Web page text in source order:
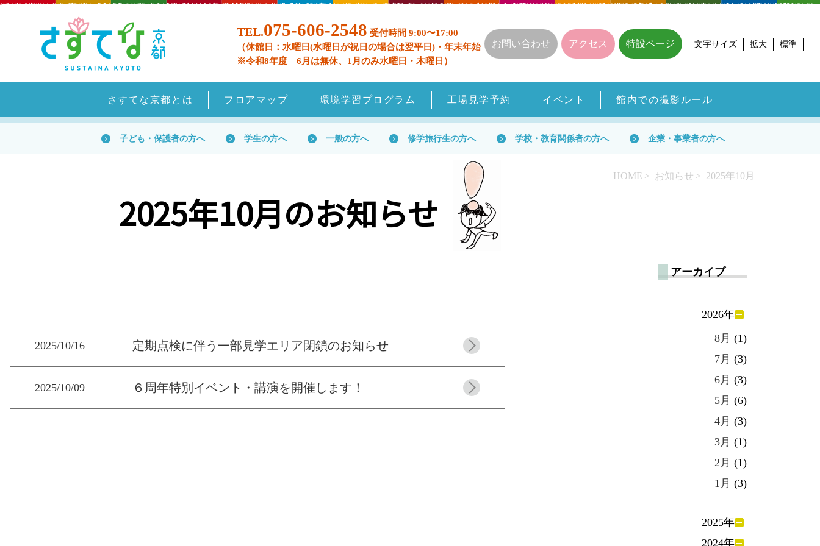
TEL.075-606-2548 受付時間 9:00〜17:00
（休館日：水曜日(水曜日が祝日の場合は翌平日)・年末年始
※令和8年度 6月は無休、1月のみ水曜日・木曜日）
お問い合わせ アクセス 特設ページ 文字サイズ 拡大 標準
さすてな京都とは フロアマップ 環境学習プログラム 工場見学予約 イベント 館内での撮影ルール
子ども・保護者の方へ 学生の方へ 一般の方へ 修学旅行生の方へ 学校・教育関係者の方へ 企業・事業者の方へ
HOME お知らせ 2025年10月
2025年10月のお知らせ
2025/10/16 定期点検に伴う一部見学エリア閉鎖のお知らせ
2025/10/09 ６周年特別イベント・講演を開催します！
アーカイブ
2026年
8月 (1)
7月 (3)
6月 (3)
5月 (6)
4月 (3)
3月 (1)
2月 (1)
1月 (3)
2025年
2024年